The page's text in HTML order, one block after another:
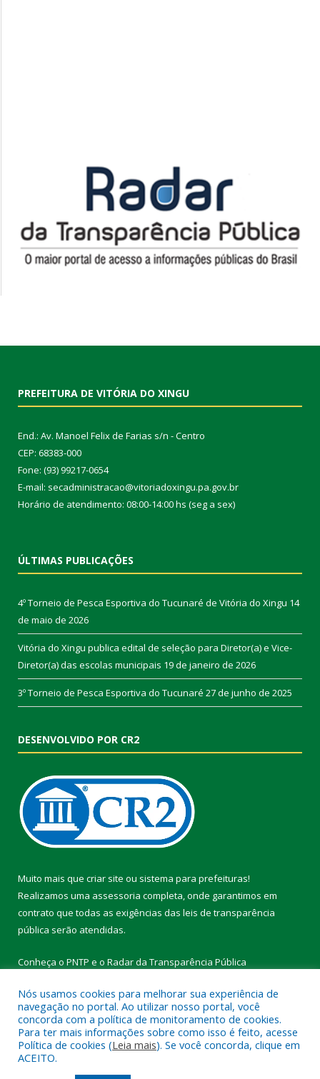
PREFEITURA DE VITÓRIA DO XINGU
End.: Av. Manoel Felix de Farias s/n - Centro
CEP: 68383-000
Fone: (93) 99217-0654
E-mail: secadministracao@vitoriadoxingu.pa.gov.br
Horário de atendimento: 08:00-14:00 hs (seg a sex)
ÚLTIMAS PUBLICAÇÕES
4º Torneio de Pesca Esportiva do Tucunaré de Vitória do Xingu 14
de maio de 2026
Vitória do Xingu publica edital de seleção para Diretor(a) e Vice-
Diretor(a) das escolas municipais 19 de janeiro de 2026
3º Torneio de Pesca Esportiva do Tucunaré 27 de junho de 2025
DESENVOLVIDO POR CR2
Muito mais que criar site ou sistema para prefeituras!
Realizamos uma assessoria completa, onde garantimos em
contrato que todas as exigências das leis de transparência
pública serão atendidas.
Conheça o PNTP e o Radar da Transparência Pública
Todos os direitos reservados a Prefeitura Municipal de Vitória do
Xingu.
Nós usamos cookies para melhorar sua experiência de
navegação no portal. Ao utilizar nosso portal, você
concorda com a política de monitoramento de cookies.
Para ter mais informações sobre como isso é feito, acesse
Política de cookies (Leia mais). Se você concorda, clique em
ACEITO.